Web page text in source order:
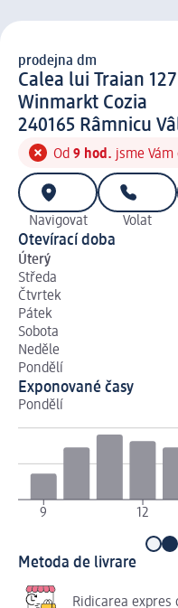
prodejna d m
prodejna dm
Calea lui Traian 127
Winmarkt Cozia
2 4 0 1 6 5
240165 Râmnicu
Od 9 hod. jsme
Navigovat Volat
Otevírací doba
Úterý
Středa
Čtvrtek
Pátek
Sobota
Neděle
Pondělí
Exponované časy
Pondělí
9 12
Metoda de livrare
Ridicarea